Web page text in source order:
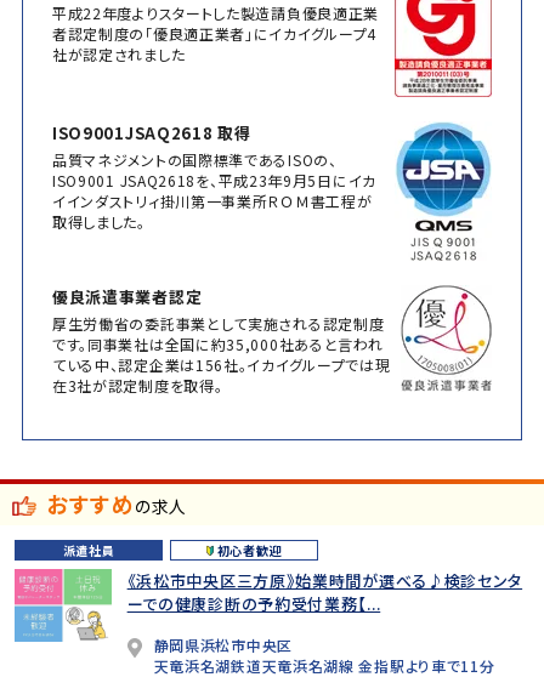
平成22年度よりスタートした製造請負優良適正業
者認定制度の「優良適正業者」にイカイグループ4
社が認定されました
ISO9001JSAQ2618 取得
品質マネジメントの国際標準であるISOの、
ISO9001 JSAQ2618を、平成23年9月5日にイカ
イインダストリィ掛川第一事業所ＲＯＭ書工程が
取得しました。
優良派遣事業者認定
厚生労働省の委託事業として実施される認定制度
です。同事業社は全国に約35,000社あると言われ
ている中、認定企業は156社。イカイグループでは現
在3社が認定制度を取得。
おすすめの求人
派遣社員 初心者歓迎
《浜松市中央区三方原》始業時間が選べる♪検診センタ
ーでの健康診断の予約受付業務【...
静岡県浜松市中央区
天竜浜名湖鉄道天竜浜名湖線 金指駅より車で11分